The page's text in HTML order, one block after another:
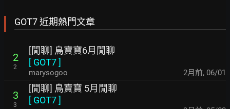
GOT7 近期熱門文章
2
2
[閒聊] 鳥寶寶6月閒聊
[ GOT7]
marysogoo 2月前, 06/01
3
3
[閒聊] 鳥寶寶 5月閒聊
[ GOT7]